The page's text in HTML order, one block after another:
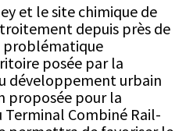
et le site chimique de
depuis près de
problématique
posée par la
développement urbain
proposée pour la
Combiné Rail-